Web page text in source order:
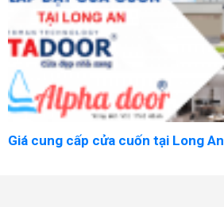
Giá cung cấp cửa cuốn tại Long An